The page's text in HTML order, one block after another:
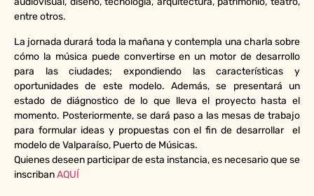
entre otros.
La jornada durará toda la mañana y contempla una charla sobre
cómo la música puede convertirse en un motor de desarrollo
para las ciudades; expondiendo las características y
oportunidades de este modelo. Además, se presentará un
estado de diágnostico de lo que lleva el proyecto hasta el
momento. Posteriormente, se dará paso a las mesas de trabajo
para formular ideas y propuestas con el fin de desarrollar el
modelo de Valparaíso, Puerto de Músicas.
Quienes deseen participar de esta instancia, es necesario que se
inscribanAQUÍ